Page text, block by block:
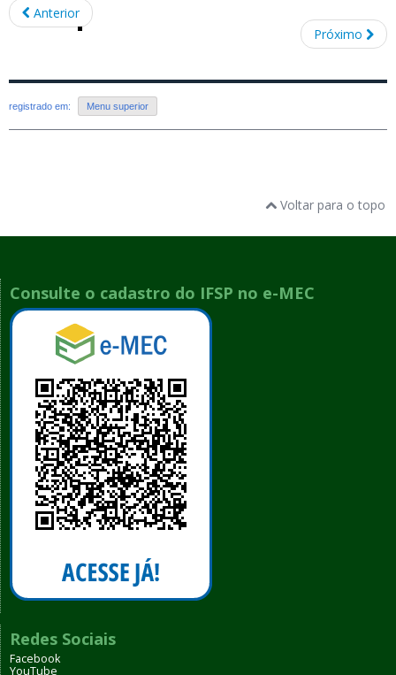
Anterior
Próximo
registrado em: Menu superior
Voltar para o topo
Consulte o cadastro do IFSP no e-MEC
Redes Sociais
Facebook
YouTube